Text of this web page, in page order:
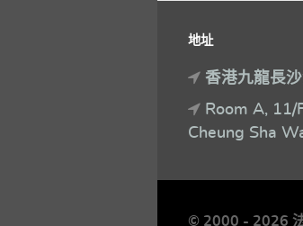
地址
香港九龍長
Room A, 11/
Cheung Sha
© 2000 - 2026